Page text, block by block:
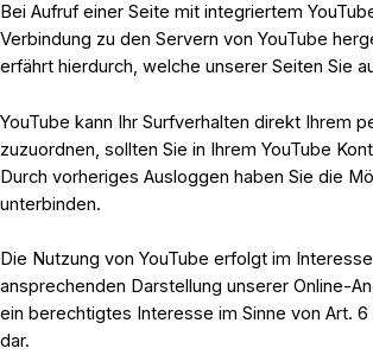
Bei Aufruf einer Seite mit integriertem
Verbindung zu den Servern von YouTube
erfährt hierdurch, welche unserer Seiten Sie
YouTube kann Ihr Surfverhalten direkt Ihrem
zuzuordnen, sollten Sie in Ihrem YouTube
Durch vorheriges Ausloggen haben Sie die
unterbinden.
Die Nutzung von YouTube erfolgt im
ansprechenden Darstellung unserer Online-
ein berechtigtes Interesse im Sinne von Art. 6
dar.